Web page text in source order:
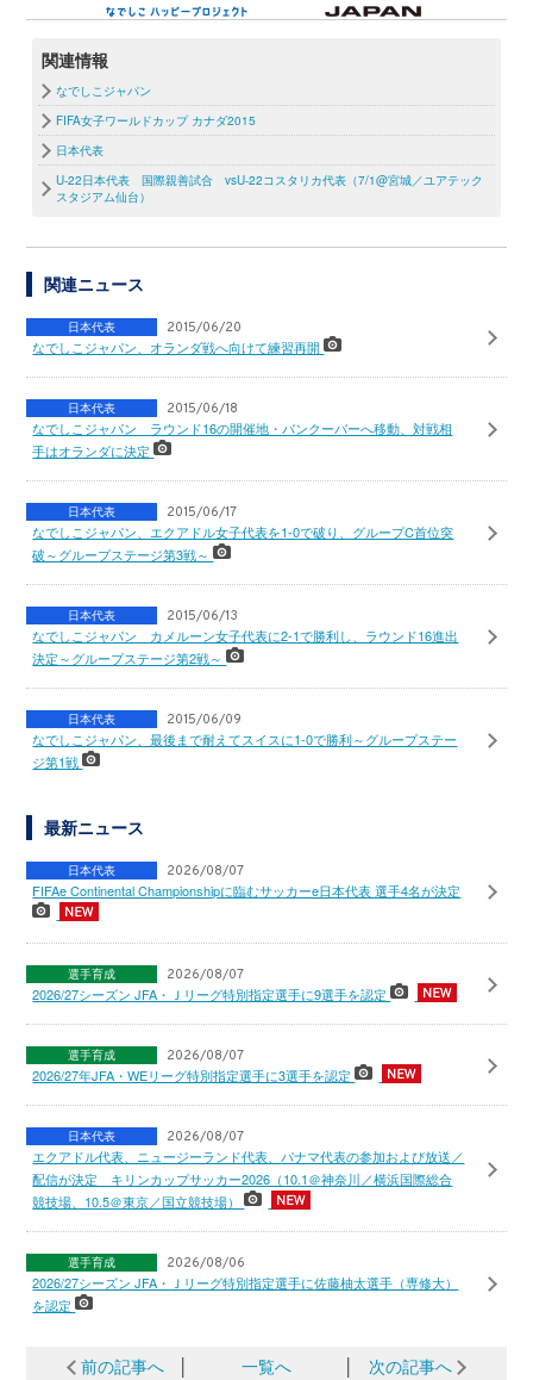
関連情報
なでしこジャパン
FIFA女子ワールドカップ カナダ2015
日本代表
U-22日本代表 国際親善試合 vsU-22コスタリカ代表（7/1@宮城／ユアテック
スタジアム仙台）
関連ニュース
日本代表 2015/06/20
なでしこジャパン、オランダ戦へ向けて練習再開
日本代表 2015/06/18
なでしこジャパン ラウンド16の開催地・バンクーバーへ移動、対戦相
手はオランダに決定
日本代表 2015/06/17
なでしこジャパン、エクアドル女子代表を1-0で破り、グループC首位突
破～グループステージ第3戦～
日本代表 2015/06/13
なでしこジャパン カメルーン女子代表に2-1で勝利し、ラウンド16進出
決定～グループステージ第2戦～
日本代表 2015/06/09
なでしこジャパン、最後まで耐えてスイスに1-0で勝利～グループステー
ジ第1戦
最新ニュース
日本代表 2026/08/07
FIFAe Continental Championshipに臨むサッカーe日本代表 選手4名が決定
選手育成 2026/08/07
2026/27シーズン JFA・Ｊリーグ特別指定選手に9選手を認定
選手育成 2026/08/07
2026/27年JFA・WEリーグ特別指定選手に3選手を認定
日本代表 2026/08/07
エクアドル代表、ニュージーランド代表、パナマ代表の参加および放送／
配信が決定 キリンカップサッカー2026（10.1＠神奈川／横浜国際総合
競技場、10.5＠東京／国立競技場）
選手育成 2026/08/06
2026/27シーズン JFA・Ｊリーグ特別指定選手に佐藤柚太選手（専修大）
を認定
前の記事へ 一覧へ 次の記事へ